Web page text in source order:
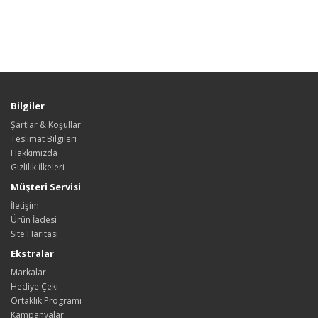
Bilgiler
Şartlar & Koşullar
Teslimat Bilgileri
Hakkımızda
Gizlilik İlkeleri
Müşteri Servisi
İletişim
Ürün İadesi
Site Haritası
Ekstralar
Markalar
Hediye Çeki
Ortaklık Programı
Kampanyalar